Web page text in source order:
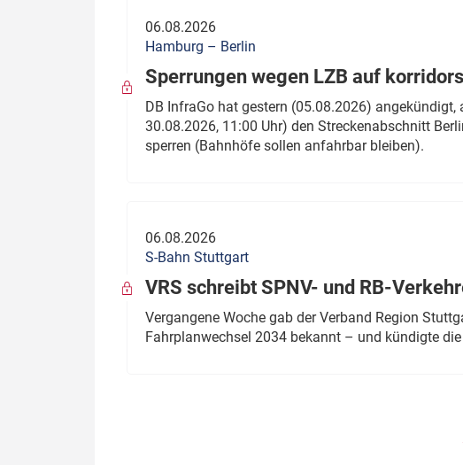
06.08.2026
Hamburg – Berlin
Sperrungen wegen LZB auf
DB InfraGo hat gestern (05.08.2026)
30.08.2026, 11:00 Uhr) den Streckenabschnitt
sperren (Bahnhöfe sollen anfahrbar bleiben).
06.08.2026
S-Bahn Stuttgart
VRS schreibt SPNV- und RB-
Vergangene Woche gab der Verband Region
Fahrplanwechsel 2034 bekannt – und kündigte